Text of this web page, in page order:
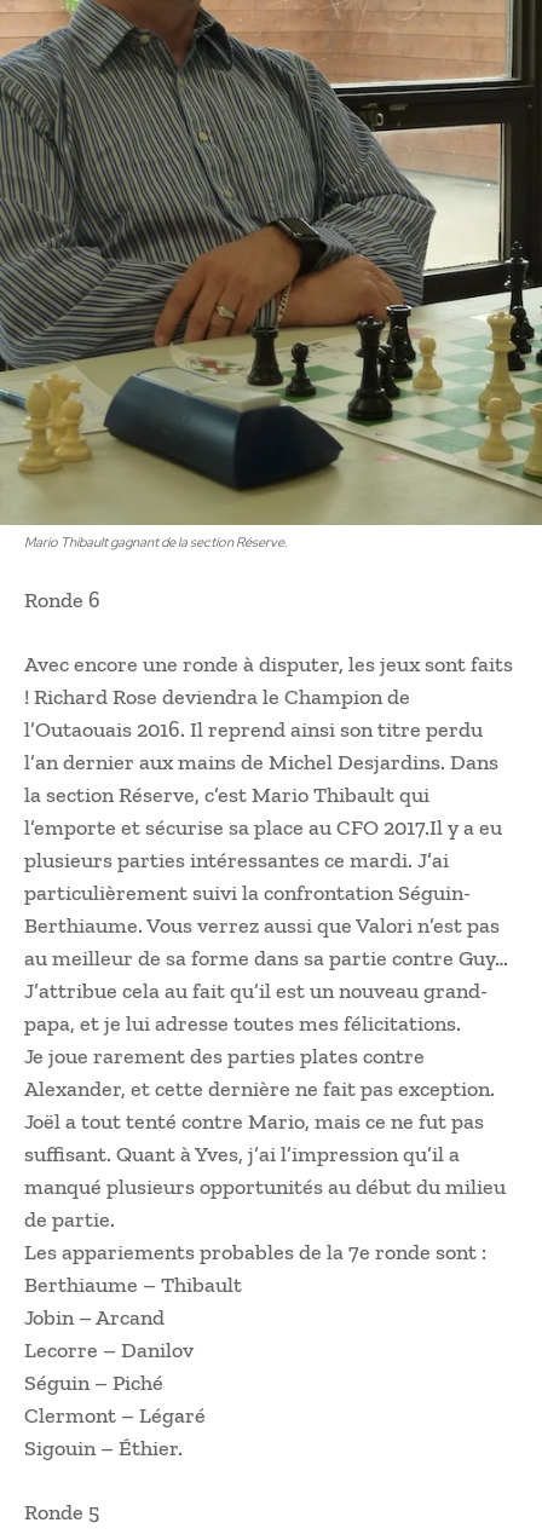
Mario Thibault gagnant de la section Réserve.
Ronde 6
Avec encore une ronde à disputer, les jeux sont faits
! Richard Rose deviendra le Champion de
l’Outaouais 2016. Il reprend ainsi son titre perdu
l’an dernier aux mains de Michel Desjardins. Dans
la section Réserve, c’est Mario Thibault qui
l’emporte et sécurise sa place au CFO 2017.Il y a eu
plusieurs parties intéressantes ce mardi. J’ai
particulièrement suivi la confrontation Séguin-
Berthiaume. Vous verrez aussi que Valori n’est pas
au meilleur de sa forme dans sa partie contre Guy…
J’attribue cela au fait qu’il est un nouveau grand-
papa, et je lui adresse toutes mes félicitations.
Je joue rarement des parties plates contre
Alexander, et cette dernière ne fait pas exception.
Joël a tout tenté contre Mario, mais ce ne fut pas
suffisant. Quant à Yves, j’ai l’impression qu’il a
manqué plusieurs opportunités au début du milieu
de partie.
Les appariements probables de la 7e ronde sont :
Berthiaume – Thibault
Jobin – Arcand
Lecorre – Danilov
Séguin – Piché
Clermont – Légaré
Sigouin – Éthier.
Ronde 5